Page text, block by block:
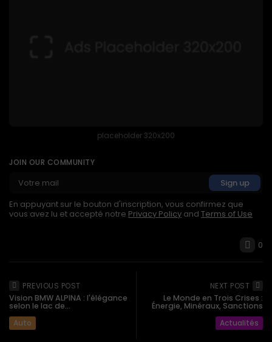
placeholder 320x200
JOIN OUR COMMUNITY
En appuyant sur le bouton d'inscription, vous confirmez que
vous avez lu et accepté notre Privacy Policy and Terms of Use
0
PREVIOUS POST
Vision BMW ALPINA : l'élégance
selon le lac de...
Auto
NEXT POST
Le Monde en Trois Crises :
Énergie, Minéraux, Sanctions
Actualités